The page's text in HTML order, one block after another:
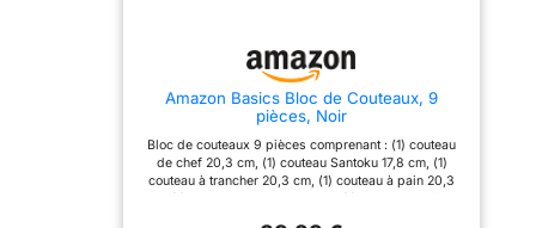
qualité sont affûtées à la
tranchant durable,
facilitant les tâches de
COLLECTION
ESSENTIELLE - CES
LAMES MATTES
en acier inoxydable sont
chaque côté, le couvercle
ustensiles cuisine se retire
dispose de deux orifices
de drainage facilitant
l'évacuation de l'eau et
Conception innovante à
Amazon Basics Bloc de Couteaux, 9
pièces, Noir
Bloc de couteaux 9 pièces comprenant : (1) couteau
de chef 20,3 cm, (1) couteau Santoku 17,8 cm, (1)
couteau à trancher 20,3 cm, (1) couteau à pain 20,3
cm, (1) couteau utilitaire 12,7 cm, (1) couteau d'office